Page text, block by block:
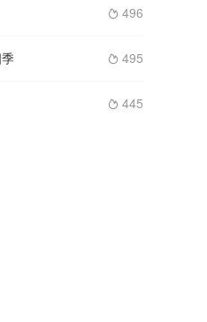
尔彻 林恩·惠特菲尔德
拉斯·米克尔森 马修·伍德 Wing T.
 496
 495
 445